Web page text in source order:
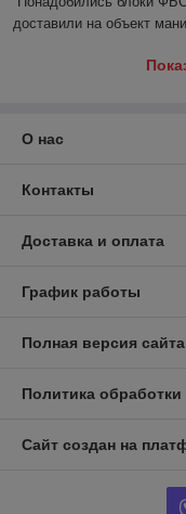
доставили на объект
О нас
Контакты
Доставка и оплата
График работы
Полная версия сайта
Политика
Сайт создан на